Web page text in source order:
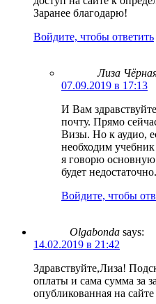
Заранее благодарю!
Войдите, чтобы ответить
Лиза
07.09.2019 в 17:13
И Вам
почту. Прямо
Визы. Но к аудио,
необходим
я говорю основную
будет недостаточно.
Войдите, чтобы
Olgabonda says:
14.02.2019 в 21:42
Здравствуйте,Лиза!
оплаты и сама сумма за
опубликованная на сайте